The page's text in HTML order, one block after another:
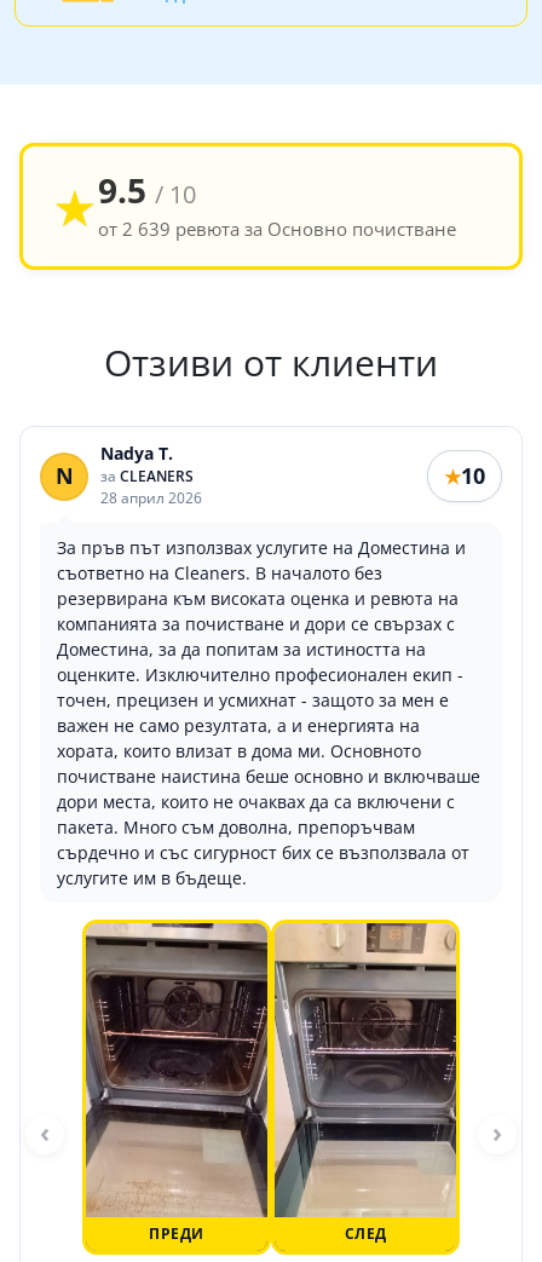
★9.5 / 10
от 2 639 ревюта за Основно почистване
Отзиви от клиенти
N
Nadya T.
за CLEANERS
28 април 2026
★10
За пръв път използвах услугите на Доместина и
съответно на Cleaners. В началото без
резервирана към високата оценка и ревюта на
компанията за почистване и дори се свързах с
Доместина, за да попитам за истиността на
оценките. Изключително професионален екип -
точен, прецизен и усмихнат - защото за мен е
важен не само резултата, а и енергията на
хората, които влизат в дома ми. Основното
почистване наистина беше основно и включваше
дори места, които не очаквах да са включени с
пакета. Много съм доволна, препоръчвам
сърдечно и със сигурност бих се възползвала от
услугите им в бъдеще.
ПРЕДИ СЛЕД
‹ ›